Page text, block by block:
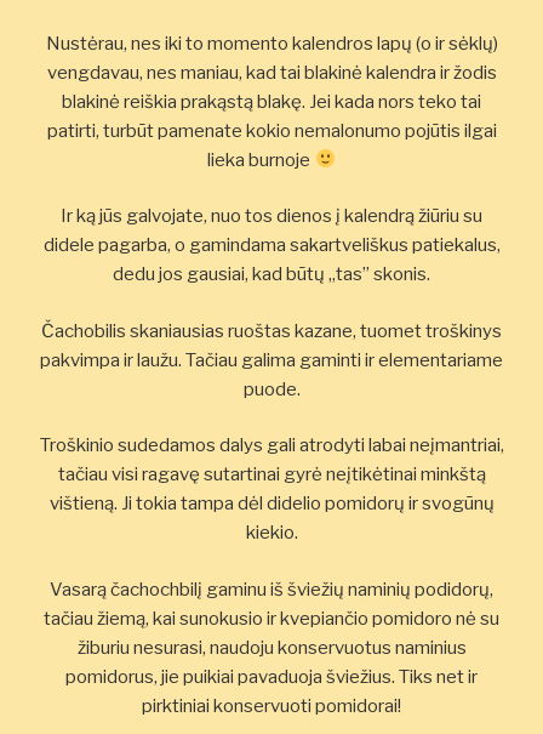
Nustėrau, nes iki to momento kalendros lapų (o ir sėklų)
vengdavau, nes maniau, kad tai blakinė kalendra ir žodis
blakinė reiškia prakąstą blakę. Jei kada nors teko tai
patirti, turbūt pamenate kokio nemalonumo pojūtis ilgai
lieka burnoje
Ir ką jūs galvojate, nuo tos dienos į kalendrą žiūriu su
didele pagarba, o gamindama sakartveliškus patiekalus,
dedu jos gausiai, kad būtų „tas” skonis.
Čachobilis skaniausias ruoštas kazane, tuomet troškinys
pakvimpa ir laužu. Tačiau galima gaminti ir elementariame
puode.
Troškinio sudedamos dalys gali atrodyti labai neįmantriai,
tačiau visi ragavę sutartinai gyrė neįtikėtinai minkštą
vištieną. Ji tokia tampa dėl didelio pomidorų ir svogūnų
kiekio.
Vasarą čachochbilį gaminu iš šviežių naminių podidorų,
tačiau žiemą, kai sunokusio ir kvepiančio pomidoro nė su
žiburiu nesurasi, naudoju konservuotus naminius
pomidorus, jie puikiai pavaduoja šviežius. Tiks net ir
pirktiniai konservuoti pomidorai!